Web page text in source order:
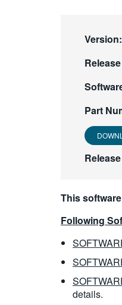
Version:
Part
This
Following
details.